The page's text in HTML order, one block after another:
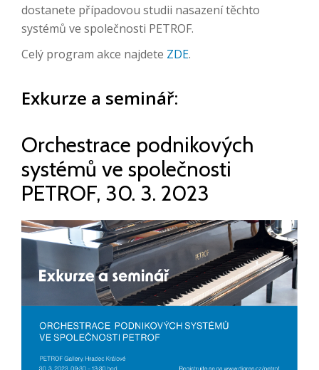
dostanete případovou studii nasazení těchto
systémů ve společnosti PETROF.
Celý program akce najdete ZDE.
Exkurze a seminář:
Orchestrace podnikových
systémů ve společnosti
PETROF, 30. 3. 2023